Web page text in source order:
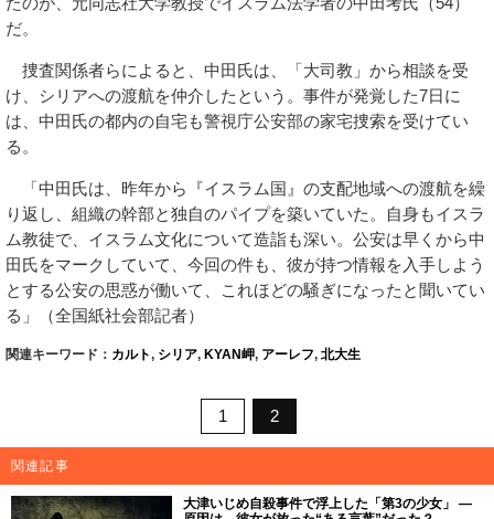
だ。
捜査関係者らによると、中田氏は、「大司教」から相談を受
け、シリアへの渡航を仲介したという。事件が発覚した7日に
は、中田氏の都内の自宅も警視庁公安部の家宅捜索を受けてい
る。
「中田氏は、昨年から『イスラム国』の支配地域への渡航を繰
り返し、組織の幹部と独自のパイプを築いていた。自身もイスラ
ム教徒で、イスラム文化について造詣も深い。公安は早くから中
田氏をマークしていて、今回の件も、彼が持つ情報を入手しよう
とする公安の思惑が働いて、これほどの騒ぎになったと聞いてい
る」（全国紙社会部記者）
関連キーワード： カルト, シリア, KYAN岬, アーレフ, 北大生
1 2
関連記事
大津いじめ自殺事件で浮上した「第3の少女」 ―